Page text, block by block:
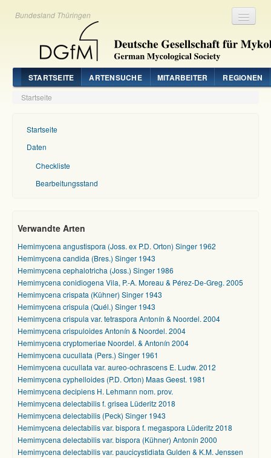
Bundesland Thüringen
STARTSEITE ARTENSUCHE MITARBEITER REGIONEN
Startseite
Startseite
Daten
Checkliste
Bearbeitungsstand
Verwandte Arten
Hemimycena angustispora (Joss. ex P.D. Orton) Singer 1962
Hemimycena candida (Bres.) Singer 1943
Hemimycena cephalotricha (Joss.) Singer 1986
Hemimycena conidiogena Vila, P.-A. Moreau & Pérez-De-Greg. 2005
Hemimycena crispata (Kühner) Singer 1943
Hemimycena crispula (Quél.) Singer 1943
Hemimycena crispula var. tetraspora Antonín & Noordel. 2004
Hemimycena crispuloides Antonín & Noordel. 2004
Hemimycena cryptomeriae Noordel. & Antonín 2004
Hemimycena cucullata (Pers.) Singer 1961
Hemimycena cucullata var. aureo-ochrascens E. Ludw. 2012
Hemimycena cyphelloides (P.D. Orton) Maas Geest. 1981
Hemimycena decipiens H. Lehmann nom. prov.
Hemimycena delectabilis f. grisea Lüderitz 2018
Hemimycena delectabilis (Peck) Singer 1943
Hemimycena delectabilis var. bispora f. megaspora Lüderitz 2018
Hemimycena delectabilis var. bispora (Kühner) Antonín 2000
Hemimycena delectabilis var. paucicystidiata Gulden & K.M. Jenssen